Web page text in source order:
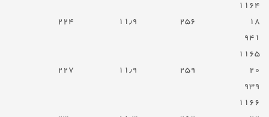
۱۱۶۴
۱۸
۲۵۶ ۱۱٫۹
۲۲۴
۹۴۱
۱۱۶۵
۲۰
۲۵۹ ۱۱٫۹
۲۲۷
۹۳۹
۱۱۶۶